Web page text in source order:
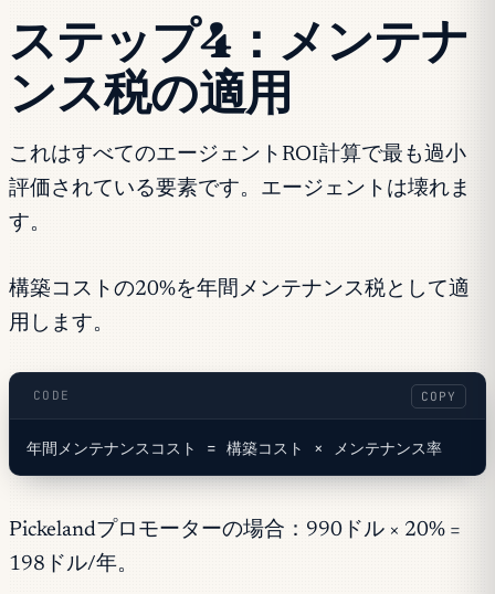
ステップ4：メンテナ
ンス税の適用
これはすべてのエージェントROI計算で最も過小
評価されている要素です。エージェントは壊れま
す。
構築コストの20%を年間メンテナンス税として適
用します。
CODE COPY
年間メンテナンスコスト = 構築コスト × メンテナンス率
Pickelandプロモーターの場合：990ドル × 20% =
198ドル/年。